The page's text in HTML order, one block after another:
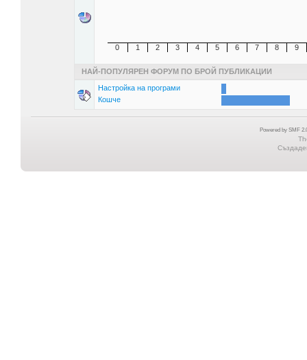
0 1 2 3 4 5 6 7 8 9
НАЙ-ПОПУЛЯРЕН ФОРУМ ПО БРОЙ ПУБЛИКАЦИИ
Настройка на програми
Кошче
Powered by SMF